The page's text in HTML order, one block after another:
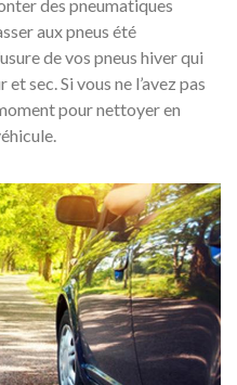
des pneumatiques
aux pneus été
de vos pneus hiver qui
sec. Si vous ne l’avez pas
pour nettoyer en